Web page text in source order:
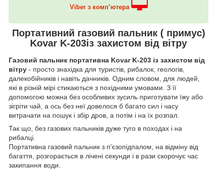
Viber з комп’ютера
Портативний газовий пальник ( примус)
Kovar K-203із захистом від вітру
Газовий пальник портативна Kovar K-203 із захистом від
вітру - просто знахідка для туристів, рибалок, геологів,
далекобійників і навіть дачників. Одним словом, для людей,
які в різній мірі стикаються з похідними умовами. З її
допомогою можна без особливих зусиль приготувати їжу або
зігріти чай, а ось без неї довелося б багато сил і часу
витрачати на пошук і збір дров, а потім і на їх розпал.
Так що, без газових пальників дуже туго в походах і на
рибалці.
Портативна газовий пальник з п'єзопідпалом, на відміну від
багаття, розгорається в лічені секунди і в рази скорочує час
закипання води.